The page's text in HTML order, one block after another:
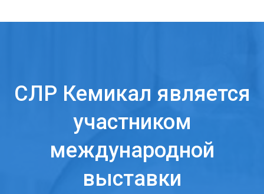
СЛР Кемикал является
участником
международной
выставки